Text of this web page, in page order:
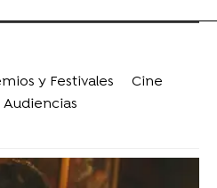
y Festivales
Cine
Audiencias